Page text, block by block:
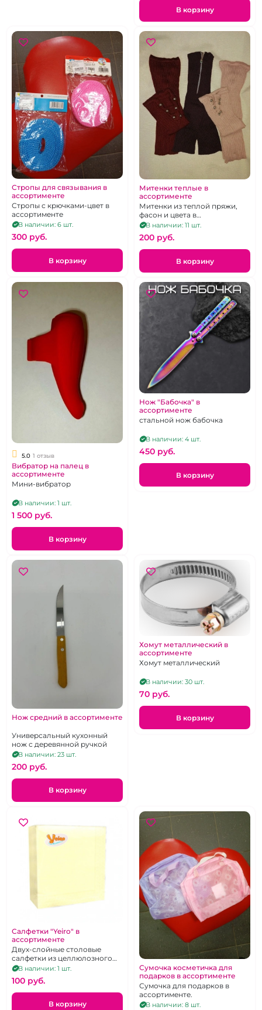
В корзину
Стропы для связывания в
ассортименте
Стропы с крючками-цвет в
ассортименте
В наличии: 6 шт.
300 pуб.
В корзину
Митенки теплые в
ассортименте
Митенки из теплой пряжи,
фасон и цвета в
ассортименте.
В наличии: 11 шт.
200 pуб.
В корзину
5.0 1 отзыв
Вибратор на палец в
ассортименте
Мини-вибратор
В наличии: 1 шт.
1 500 pуб.
В корзину
Нож "Бабочка" в
ассортименте
стальной нож бабочка
В наличии: 4 шт.
450 pуб.
В корзину
Нож средний в ассортименте
Универсальный кухонный
нож с деревянной ручкой
В наличии: 23 шт.
200 pуб.
В корзину
Хомут металлический в
ассортименте
Хомут металлический
В наличии: 30 шт.
70 pуб.
В корзину
Салфетки "Yeiro" в
ассортименте
Двух-слойные столовые
салфетки из целлюлозного
материала. Размер 33Х33 см.
В наличии: 1 шт.
100 pуб.
В корзину
Сумочка косметичка для
подарков в ассортименте
Сумочка для подарков в
ассортименте.
В наличии: 8 шт.